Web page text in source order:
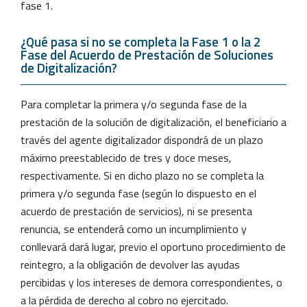
fase 1.
¿Qué pasa si no se completa la Fase 1 o la 2
Fase del Acuerdo de Prestación de Soluciones
de Digitalización?
Para completar la primera y/o segunda fase de la
prestación de la solución de digitalización, el beneficiario a
través del agente digitalizador dispondrá de un plazo
máximo preestablecido de tres y doce meses,
respectivamente. Si en dicho plazo no se completa la
primera y/o segunda fase (según lo dispuesto en el
acuerdo de prestación de servicios), ni se presenta
renuncia, se entenderá como un incumplimiento y
conllevará dará lugar, previo el oportuno procedimiento de
reintegro, a la obligación de devolver las ayudas
percibidas y los intereses de demora correspondientes, o
a la pérdida de derecho al cobro no ejercitado.